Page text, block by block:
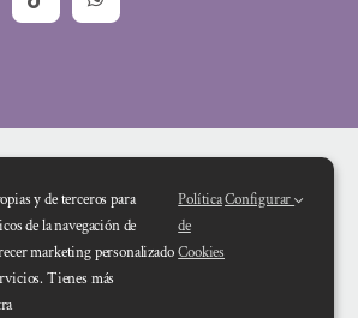
– NextGenerationEU. Sin embargo, los
y de terceros para
de la navegación de
marketing personalizado
Tienes más
Política
de
Cookies
Configurar